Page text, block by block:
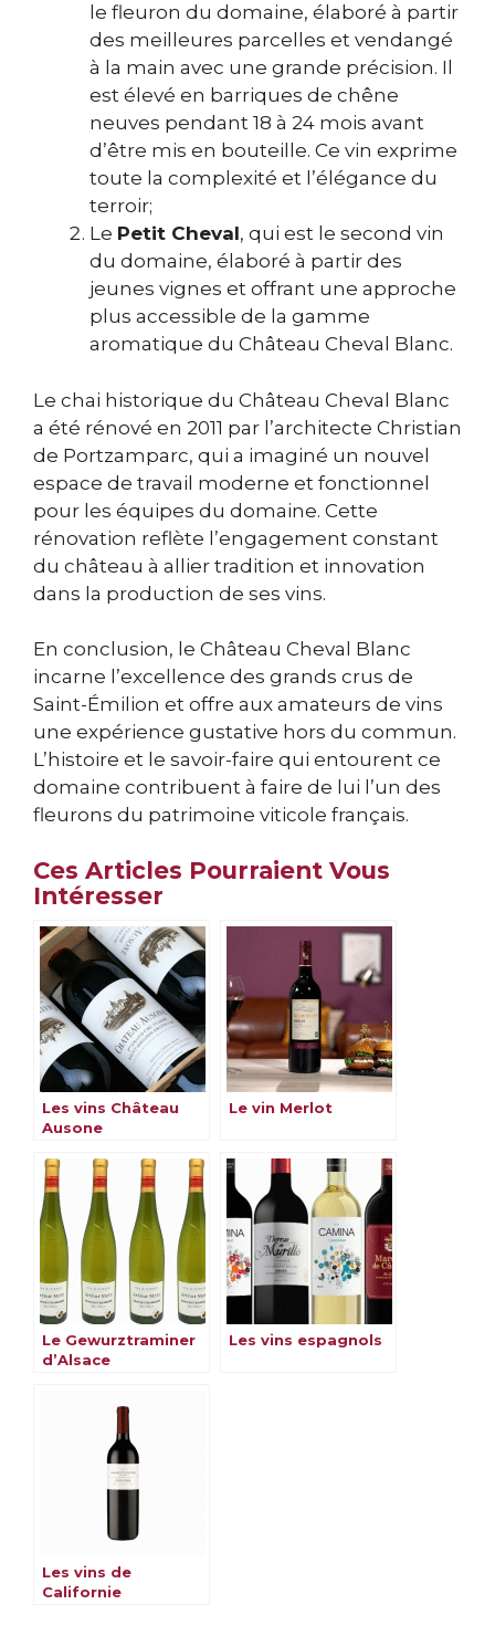
le fleuron du domaine, élaboré à partir
des meilleures parcelles et vendangé
à la main avec une grande précision. Il
est élevé en barriques de chêne
neuves pendant 18 à 24 mois avant
d’être mis en bouteille. Ce vin exprime
toute la complexité et l’élégance du
terroir;
Le Petit Cheval, qui est le second vin
du domaine, élaboré à partir des
jeunes vignes et offrant une approche
plus accessible de la gamme
aromatique du Château Cheval Blanc.
Le chai historique du Château Cheval Blanc
a été rénové en 2011 par l’architecte Christian
de Portzamparc, qui a imaginé un nouvel
espace de travail moderne et fonctionnel
pour les équipes du domaine. Cette
rénovation reflète l’engagement constant
du château à allier tradition et innovation
dans la production de ses vins.
En conclusion, le Château Cheval Blanc
incarne l’excellence des grands crus de
Saint-Émilion et offre aux amateurs de vins
une expérience gustative hors du commun.
L’histoire et le savoir-faire qui entourent ce
domaine contribuent à faire de lui l’un des
fleurons du patrimoine viticole français.
Ces Articles Pourraient Vous
Intéresser
Les vins Château
Ausone
Le vin Merlot
Le Gewurztraminer
d’Alsace
Les vins espagnols
Les vins de
Californie